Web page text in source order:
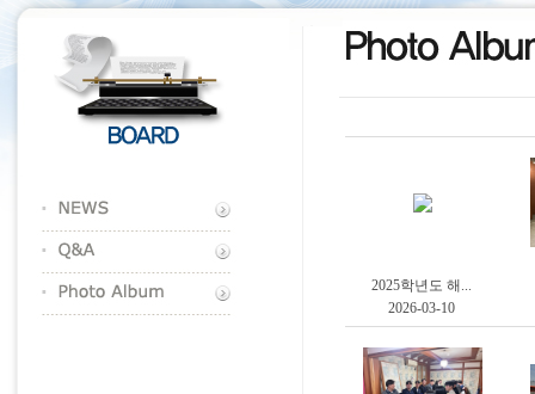
2025학년도 해...
2026-03-10